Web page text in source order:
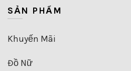
SẢN PHẨM
Khuyến Mãi
Đồ Nữ